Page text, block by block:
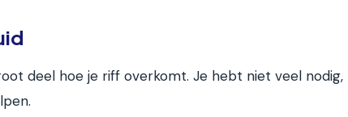
deel hoe je riff overkomt. Je hebt niet veel nodig,